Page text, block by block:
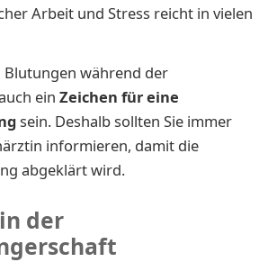
Arbeit und Stress reicht in vielen
während der
ein Zeichen für eine
sein. Deshalb sollten Sie immer
informieren, damit die
abgeklärt wird.
der